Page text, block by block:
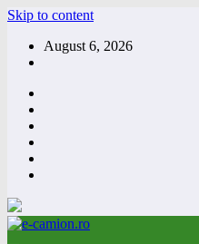
Skip to content
August 6, 2026